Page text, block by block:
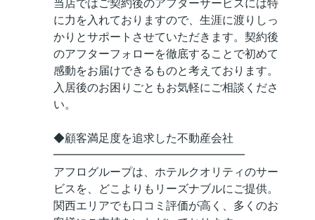
当店ではご契約後のアフターサービスには特
に力を入れておりますので、生涯に渡りしっ
かりとサポートさせていただきます。契約後
のアフターフォローを徹底することで初めて
感動をお届けできるものと考えております。
入居後のお困りごともお気軽にご相談くださ
い。
◆顧客満足度を追求した不動産会社
━━━━━━━━━━━━━━━━━
アフログループは、ホテルクオリティのサー
ビスを、どこよりもリーズナブルにご提供。
関西エリアでも口コミ評価が高く、多くのお